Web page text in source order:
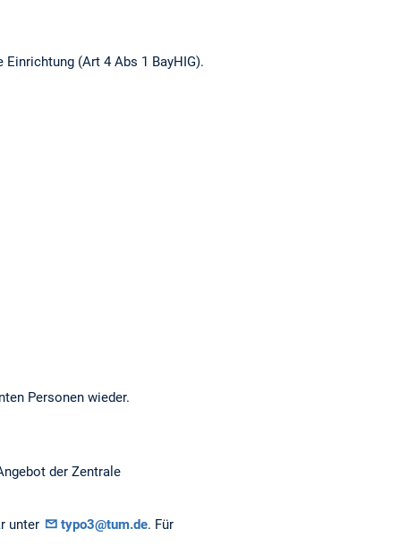
(Art 4 Abs 1 BayHIG).
Personen wieder.
der Zentrale
unter typo3@tum.de. Für